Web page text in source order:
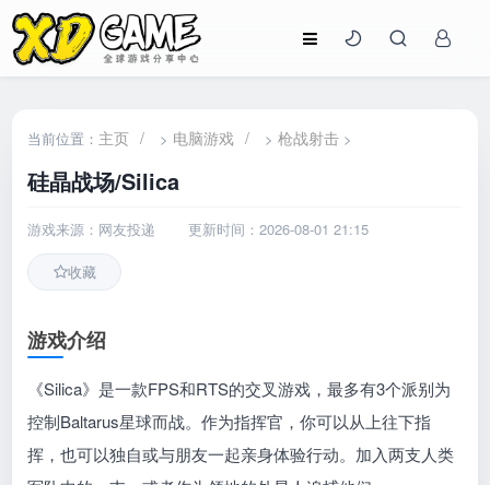
当前位置： 主页 / > 电脑游戏 / >枪战射击 >
硅晶战场/Silica
游戏来源：网友投递 更新时间：2026-08-01 21:15
收藏
游戏介绍
《Silica》是一款FPS和RTS的交叉游戏，最多有3个派别为
控制Baltarus星球而战。作为指挥官，你可以从上往下指
挥，也可以独自或与朋友一起亲身体验行动。加入两支人类